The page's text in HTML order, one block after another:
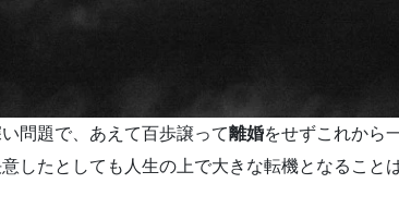
問題で、あえて百歩譲って離婚をせずこれから
意したとしても人生の上で大きな転機となること